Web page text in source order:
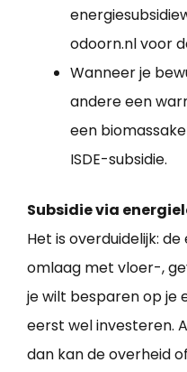
odoorn.nl voor
Wanneer je
andere een
een
ISDE-subsidie.
Subsidie via
Het is overduidelijk:
omlaag met vloer-,
je wilt besparen op je
eerst wel investeren.
dan kan de overheid